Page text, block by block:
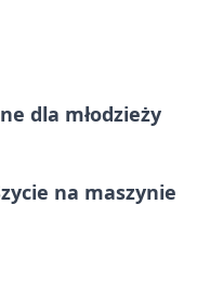
dla młodzieży
na maszynie